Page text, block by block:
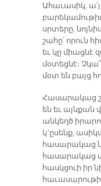
Ահաւասիկ,
սրտերը,
շահը՝ որուն
եւ կը միացնէ
մօտեցնէ։
մօտ են բայց
Հասարակաց
են եւ այնքան
անկեղծ
կ՚ըսենք,
հասարակաց
հասարակաց
հասկցուի իր